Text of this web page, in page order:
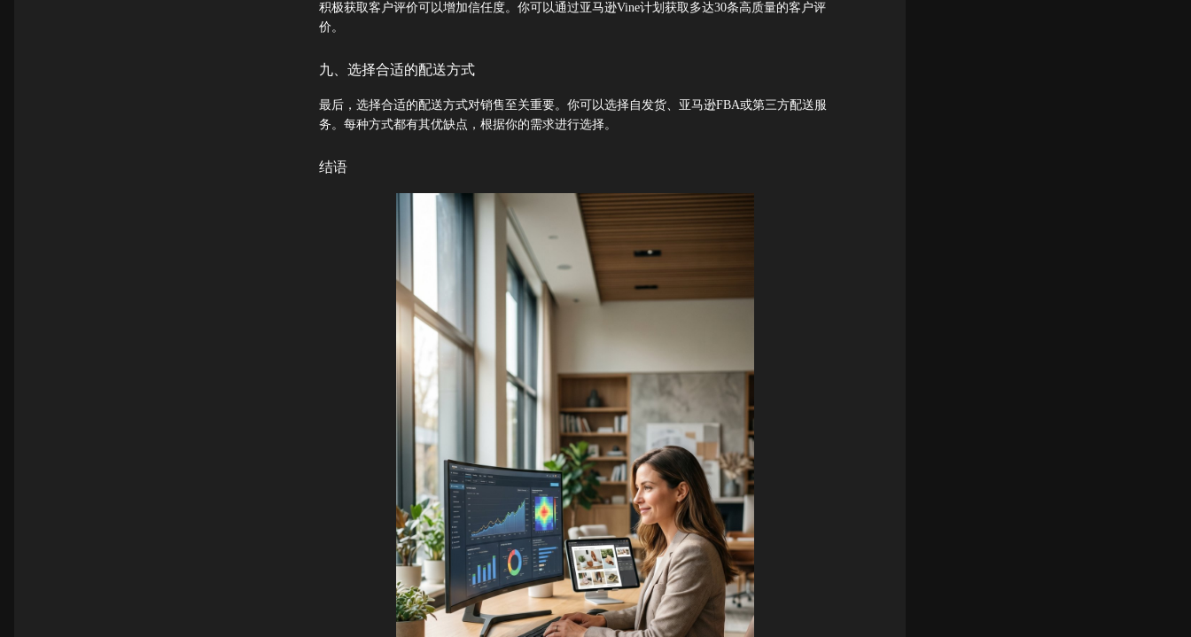
积极获取客户评价可以增加信任度。你可以通过亚马逊Vine计划获取多达30条高质量的客户评
价。
九、选择合适的配送方式
最后，选择合适的配送方式对销售至关重要。你可以选择自发货、亚马逊FBA或第三方配送服
务。每种方式都有其优缺点，根据你的需求进行选择。
结语